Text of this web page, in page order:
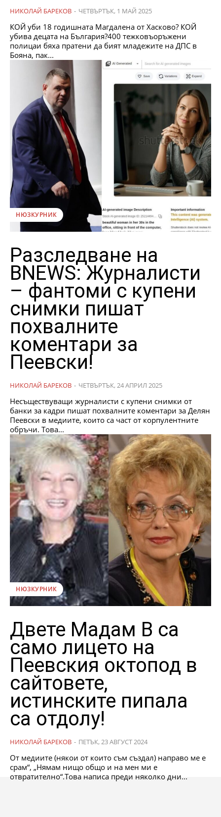
НИКОЛАЙ БАРЕКОВ - ЧЕТВЪРТЪК, 1 МАЙ 2025
КОЙ уби 18 годишната Магдалена от Хасково? КОЙ
убива децата на България?400 тежковъоръжени
полицаи бяха пратени да бият младежите на ДПС в
Бояна, пак...
НЮЗКУРНИК
Разследване на
BNEWS: Журналисти
– фантоми с купени
снимки пишат
похвалните
коментари за
Пеевски!
НИКОЛАЙ БАРЕКОВ - ЧЕТВЪРТЪК, 24 АПРИЛ 2025
Несъществуващи журналисти с купени снимки от
банки за кадри пишат похвалните коментари за Делян
Пеевски в медиите, които са част от корпулентните
обръчи. Това...
НЮЗКУРНИК
Двете Мадам В са
само лицето на
Пеевския октопод в
сайтовете,
истинските пипала
са отдолу!
НИКОЛАЙ БАРЕКОВ - ПЕТЪК, 23 АВГУСТ 2024
От медиите (някои от които съм създал) направо ме е
срам“, „Нямам нищо общо и на мен ми е
отвратително“.Това написа преди няколко дни...